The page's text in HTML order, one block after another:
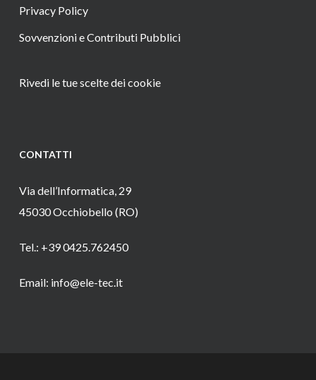
Privacy Policy
Sovvenzioni e Contributi Pubblici
Rivedi le tue scelte dei cookie
CONTATTI
Via dell’Informatica, 29
45030 Occhiobello (RO)
Tel.: +39 0425.762450
Email: info@ele-tec.it